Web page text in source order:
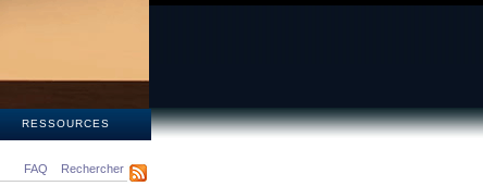
RESSOURCES
FAQ Rechercher